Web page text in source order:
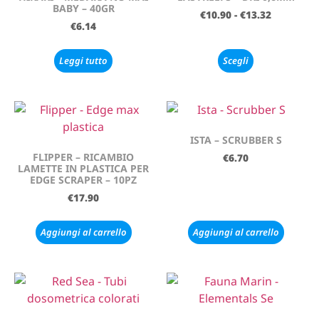
BABY – 40GR
€6.14
Leggi tutto
€10.90 - €13.32
Scegli
FLIPPER – RICAMBIO
LAMETTE IN PLASTICA PER
EDGE SCRAPER – 10PZ
€17.90
Aggiungi al carrello
ISTA – SCRUBBER S
€6.70
Aggiungi al carrello